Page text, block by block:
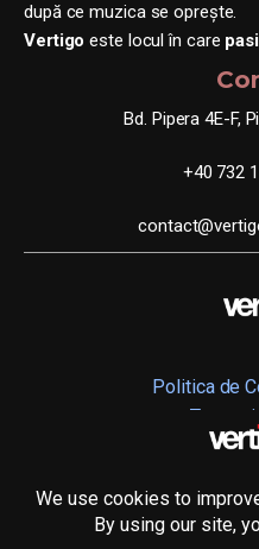
după ce muzica se oprește.
Vertigo este locul în care
Bd. Pipera 4E-F,
+40 732
Politica de
A.C.S.